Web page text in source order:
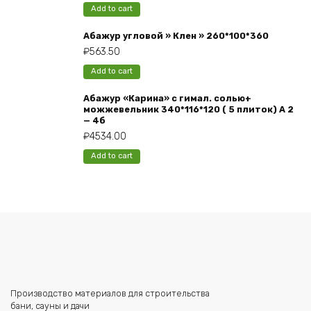
Add to cart
Абажур угловой » Клен » 260*100*360
₽563.50
Add to cart
Абажур «Карина» с гимал. солью+
можжевельник 340*116*120 ( 5 плиток) А 2
— 4б
₽4534.00
Add to cart
Производство материалов для строительства
бани, сауны и дачи